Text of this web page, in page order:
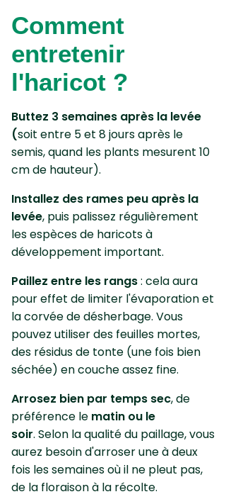
Comment
entretenir
l'haricot ?
Buttez 3 semaines après la levée
(soit entre 5 et 8 jours après le
semis, quand les plants mesurent 10
cm de hauteur).
Installez des rames peu après la
levée, puis palissez régulièrement
les espèces de haricots à
développement important.
Paillez entre les rangs: cela aura
pour effet de limiter l'évaporation et
la corvée de désherbage. Vous
pouvez utiliser des feuilles mortes,
des résidus de tonte (une fois bien
séchée) en couche assez fine.
Arrosez bien par temps sec, de
préférence le matin ou le
soir. Selon la qualité du paillage, vous
aurez besoin d'arroser une à deux
fois les semaines où il ne pleut pas,
de la floraison à la récolte.